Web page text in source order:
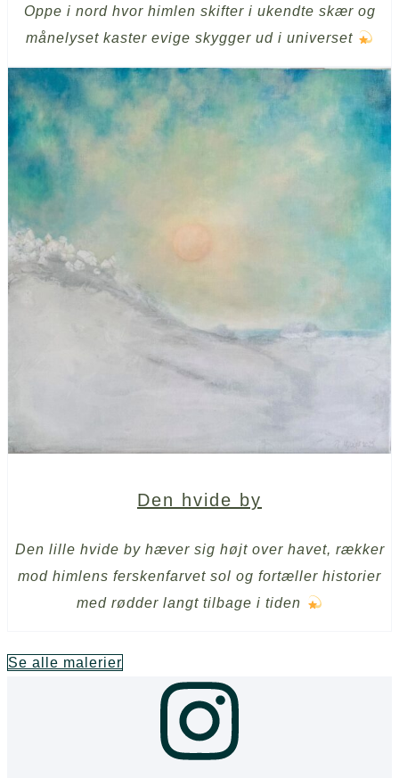
Oppe i nord hvor himlen skifter i ukendte skær og
månelyset kaster evige skygger ud i universet
Den hvide by
Den lille hvide by hæver sig højt over havet, rækker
mod himlens ferskenfarvet sol og fortæller historier
med rødder langt tilbage i tiden
Se alle malerier